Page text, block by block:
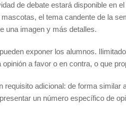
de debate estará disponible en
el tema candente de la
una imagen y más detalles.
exponer los alumnos.
a favor o en contra, o que
requisito adicional: de forma
un número específico de